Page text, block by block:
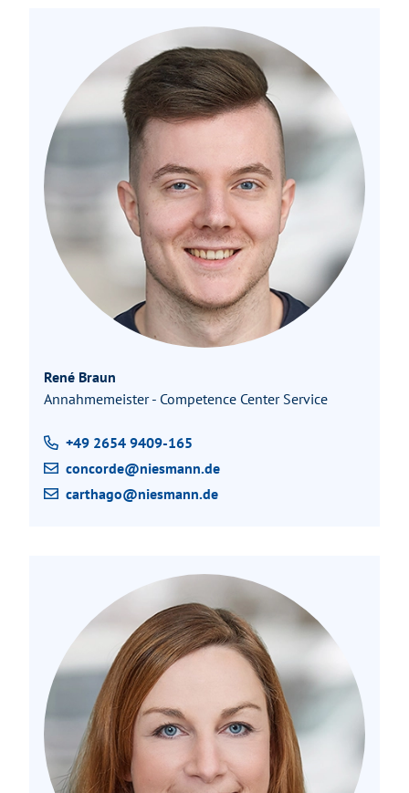
René Braun
Annahmemeister - Competence Center Service
+49 2654 9409-165
concorde@niesmann.de
carthago@niesmann.de